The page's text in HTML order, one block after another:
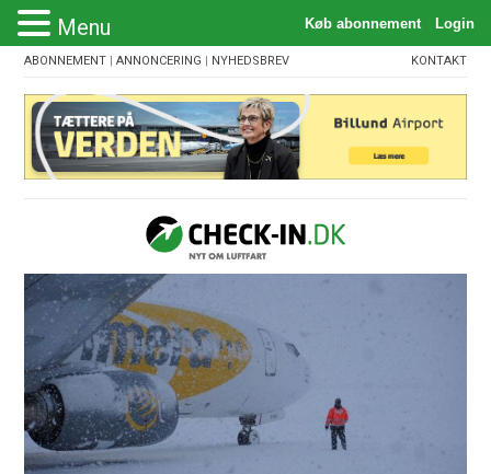
ABONNEMENT |ANNONCERING | NYHEDSBREV KONTAKT
Menu